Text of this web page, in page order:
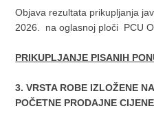
Objava rezultata prikupljanja
2026. na oglasnoj ploči PCU
PRIKUPLJANJE PISANIH
3. VRSTA ROBE IZLOŽENE
POČETNE PRODAJNE